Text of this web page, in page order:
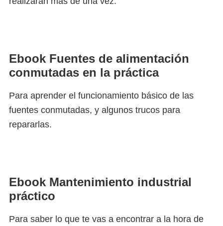
Ebook Fuentes de alimentación
conmutadas en la práctica
Para aprender el funcionamiento básico de las
fuentes conmutadas, y algunos trucos para
repararlas.
Ebook Mantenimiento industrial
práctico
Para saber lo que te vas a encontrar a la hora de